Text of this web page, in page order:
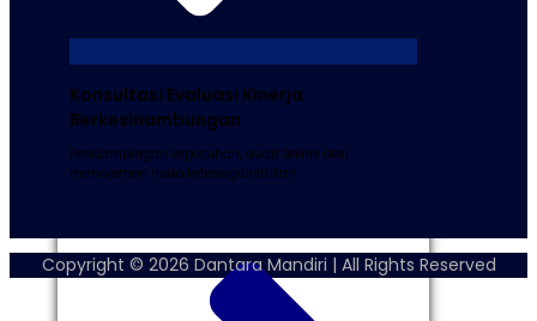
Konsultasi Evaluasi Kinerja
Berkesinambungan
Pendampingan kepatuhan, audit teknis dan
manajemen risiko ketenagalistrikan.
Copyright © 2026 Dantara Mandiri | All Rights Reserved